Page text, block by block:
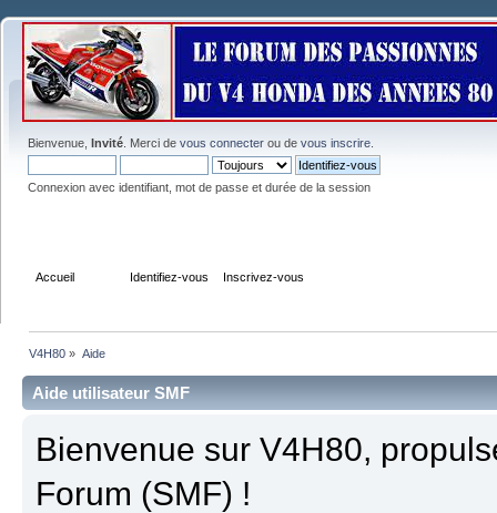
Bienvenue, Invité . Merci de vous connecter ou de vous inscrire
Connexion avec identifiant, mot de passe et durée de la session
Accueil Identifiez-vous Inscrivez-vous
V4H80 » Aide
Aide utilisateur SMF
Bienvenue sur V4H80,
Forum (SMF) !